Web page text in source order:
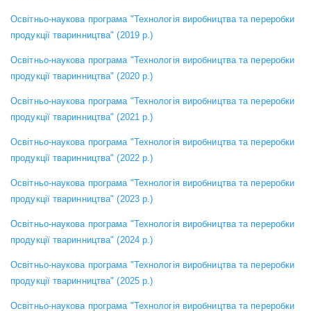
Освітньо-наукова програма "Технологія виробництва та переробки
продукції тваринництва" (2019 р.)
Освітньо-наукова програма "Технологія виробництва та переробки
продукції тваринництва" (2020 р.)
Освітньо-наукова програма "Технологія виробництва та переробки
продукції тваринництва" (2021 р.)
Освітньо-наукова програма "Технологія виробництва та переробки
продукції тваринництва" (2022 р.)
Освітньо-наукова програма "Технологія виробництва та переробки
продукції тваринництва" (2023 р.)
Освітньо-наукова програма "Технологія виробництва та переробки
продукції тваринництва" (2024 р.)
Освітньо-наукова програма "Технологія виробництва та переробки
продукції тваринництва" (2025 р.)
Освітньо-наукова програма "Технологія виробництва та переробки